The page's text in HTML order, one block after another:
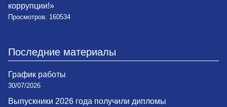
коррупции!»
Просмотров: 160534
Последние материалы
График работы
30/07/2026
Выпускники 2026 года получили дипломы